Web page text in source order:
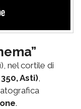
nel cortile di
Asti)
.